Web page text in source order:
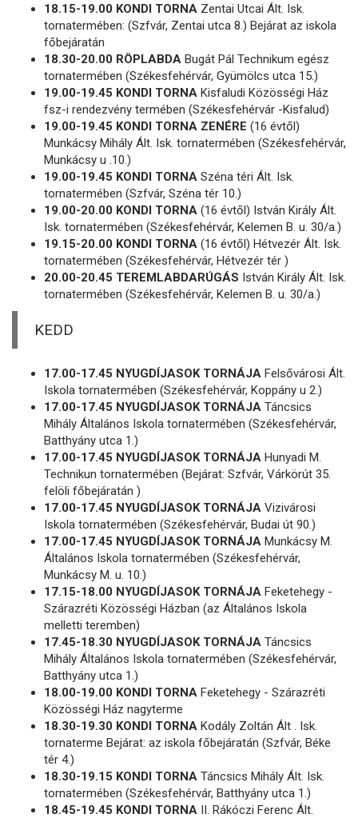
18.15-19.00 KONDI TORNA Zentai Utcai Ált. Isk.
tornatermében: (Szfvár, Zentai utca 8.) Bejárat az iskola
főbejáratán
18.30-20.00 RÖPLABDA Bugát Pál Technikum egész
tornatermében (Székesfehérvár, Gyümölcs utca 15.)
19.00-19.45 KONDI TORNA Kisfaludi Közösségi Ház
fsz-i rendezvény termében (Székesfehérvár -Kisfalud)
19.00-19.45 KONDI TORNA ZENÉRE (16 évtől)
Munkácsy Mihály Ált. Isk. tornatermében (Székesfehérvár,
Munkácsy u .10.)
19.00-19.45 KONDI TORNA Széna téri Ált. Isk.
tornatermében (Szfvár, Széna tér 10.)
19.00-20.00 KONDI TORNA (16 évtől) István Király Ált.
Isk. tornatermében (Székesfehérvár, Kelemen B. u. 30/a.)
19.15-20.00 KONDI TORNA (16 évtől) Hétvezér Ált. Isk.
tornatermében (Székesfehérvár, Hétvezér tér )
20.00-20.45 TEREMLABDARÚGÁS István Király Ált. Isk.
tornatermében (Székesfehérvár, Kelemen B. u. 30/a.)
KEDD
17.00-17.45 NYUGDÍJASOK TORNÁJA Felsővárosi Ált.
Iskola tornatermében (Székesfehérvár, Koppány u 2.)
17.00-17.45 NYUGDÍJASOK TORNÁJA Táncsics
Mihály Általános Iskola tornatermében (Székesfehérvár,
Batthyány utca 1.)
17.00-17.45 NYUGDÍJASOK TORNÁJA Hunyadi M.
Technikun tornatermében (Bejárat: Szfvár, Várkörút 35.
felöli főbejáratán )
17.00-17.45 NYUGDÍJASOK TORNÁJA Vizivárosi
Iskola tornatermében (Székesfehérvár, Budai út 90.)
17.00-17.45 NYUGDÍJASOK TORNÁJA Munkácsy M.
Általános Iskola tornatermében (Székesfehérvár,
Munkácsy M. u. 10.)
17.15-18.00 NYUGDÍJASOK TORNÁJA Feketehegy -
Szárazréti Közösségi Házban (az Általános Iskola
melletti teremben)
17.45-18.30 NYUGDÍJASOK TORNÁJA Táncsics
Mihály Általános Iskola tornatermében (Székesfehérvár,
Batthyány utca 1.)
18.00-19.00 KONDI TORNA Feketehegy - Szárazréti
Közösségi Ház nagyterme
18.30-19.30 KONDI TORNA Kodály Zoltán Ált . Isk.
tornaterme Bejárat: az iskola főbejáratán (Szfvár, Béke
tér 4.)
18.30-19.15 KONDI TORNA Táncsics Mihály Ált. Isk.
tornatermében (Székesfehérvár, Batthyány utca 1.)
18.45-19.45 KONDI TORNA II. Rákóczi Ferenc Ált.